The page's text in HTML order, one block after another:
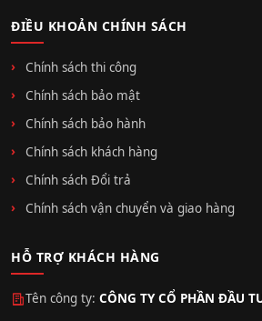
ĐIỀU KHOẢN CHÍNH SÁCH
Chính sách thi công
Chính sách bảo mật
Chính sách bảo hành
Chính sách khách hàng
Chính sách Đổi trả
Chính sách vận chuyển và giao hàng
HỖ TRỢ KHÁCH HÀNG
Tên công ty: CÔNG TY CỔ PHẦN ĐẦU